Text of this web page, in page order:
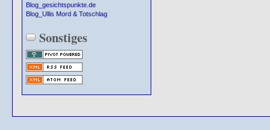
Blog_gesichtspunkte.de
Blog_Ullis Mord & Totschlag
Sonstiges